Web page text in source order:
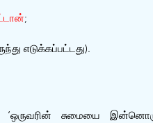
;
எடுக்கப்பட்டது).
சுமையை